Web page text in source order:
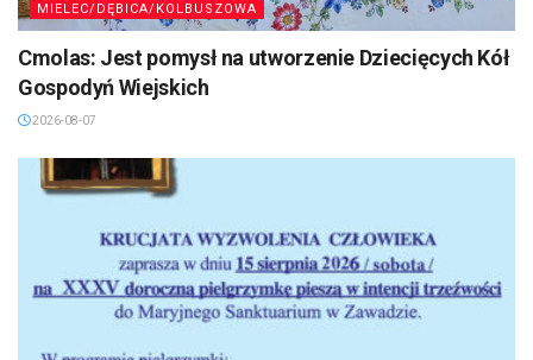
MIELEC/DĘBICA/KOLBUSZOWA
Cmolas: Jest pomysł na utworzenie Dziecięcych Kół
Gospodyń Wiejskich
2026-08-07